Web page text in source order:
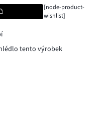
[node-product-
wishlist]
tento výrobek